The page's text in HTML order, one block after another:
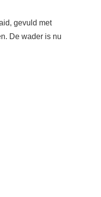
gevuld met
De wader is nu